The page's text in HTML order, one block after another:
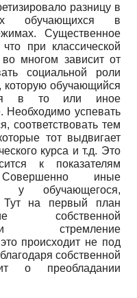
разницу в
обучающихся в
Существенное
при классической
многом зависит от
социальной роли
которую обучающийся
в то или иное
Необходимо успевать
соответствовать тем
тот выдвигает
курса и т.д. Это
к показателям
иные
у обучающегося,
Тут на первый план
собственной
и стремление
происходит не под
собственной
о преобладании